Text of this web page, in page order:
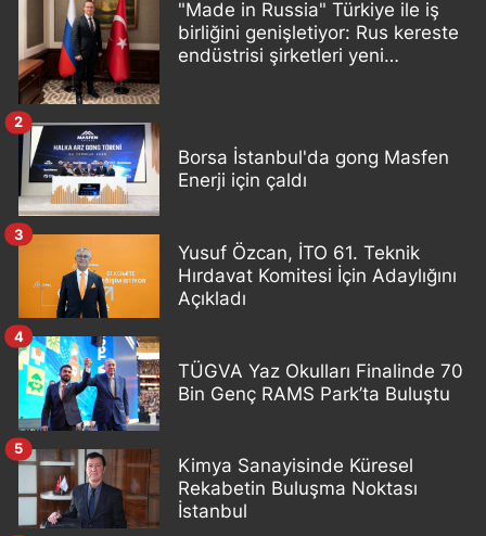
"Made in Russia" Türkiye ile iş
birliğini genişletiyor: Rus kereste
endüstrisi şirketleri yeni
Borsa İstanbul'da gong Masfen
Enerji için çaldı
2
Yusuf Özcan, İTO 61. Teknik
Hırdavat Komitesi İçin Adaylığını
Açıkladı
3
TÜGVA Yaz Okulları Finalinde 70
Bin Genç RAMS Park’ta Buluştu
4
Kimya Sanayisinde Küresel
Rekabetin Buluşma Noktası
İstanbul
5